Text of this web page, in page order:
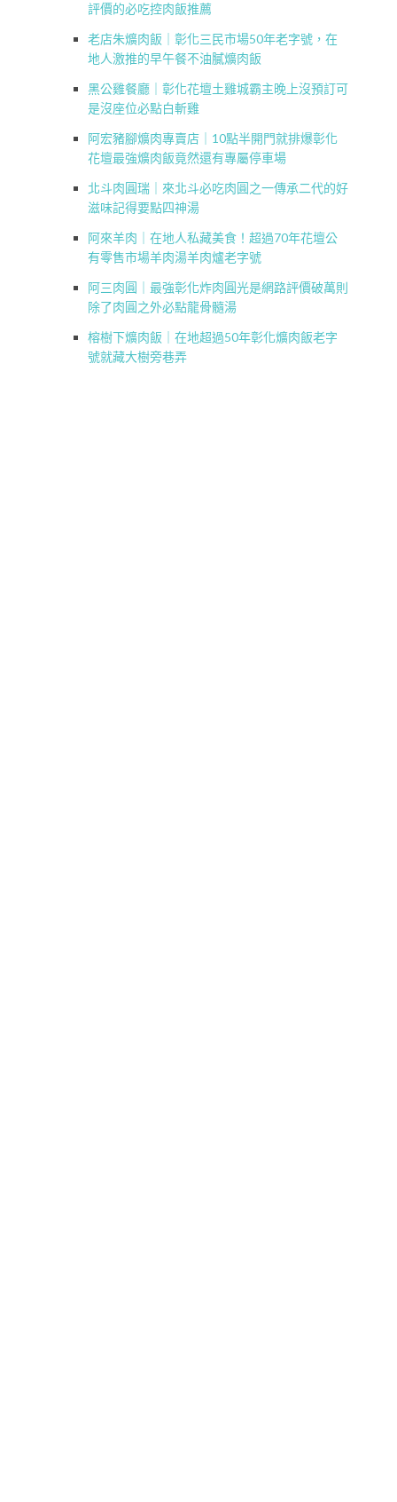
評價的必吃控肉飯推薦
老店朱爌肉飯｜彰化三民市場50年老字號，在
地人激推的早午餐不油膩爌肉飯
黑公雞餐廳｜彰化花壇土雞城霸主晚上沒預訂可
是沒座位必點白斬雞
阿宏豬腳爌肉專賣店｜10點半開門就排爆彰化
花壇最強爌肉飯竟然還有專屬停車場
北斗肉圓瑞｜來北斗必吃肉圓之一傳承二代的好
滋味記得要點四神湯
阿來羊肉｜在地人私藏美食！超過70年花壇公
有零售市場羊肉湯羊肉爐老字號
阿三肉圓｜最強彰化炸肉圓光是網路評價破萬則
除了肉圓之外必點龍骨髓湯
榕樹下爌肉飯｜在地超過50年彰化爌肉飯老字
號就藏大樹旁巷弄